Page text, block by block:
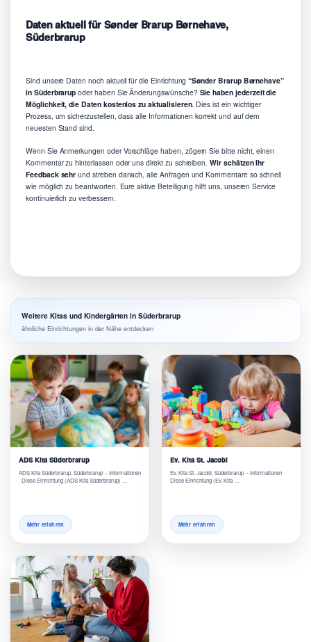
Daten aktuell für Sønder Brarup Børnehave,
Süderbrarup
Sind unsere Daten noch aktuell für die Einrichtung“Sønder Brarup Børnehave”
in Süderbrarup oder haben Sie Änderungswünsche? Sie haben jederzeit die
Möglichkeit, die Daten kostenlos zu aktualisieren. Dies ist ein wichtiger
Prozess, um sicherzustellen, dass alle Informationen korrekt und auf dem
neuesten Stand sind.
Wenn Sie Anmerkungen oder Vorschläge haben, zögern Sie bitte nicht, einen
Kommentar zu hinterlassen oder uns direkt zu schreiben.Wir schätzen Ihr
Feedback sehr und streben danach, alle Anfragen und Kommentare so schnell
wie möglich zu beantworten. Eure aktive Beteiligung hilft uns, unseren Service
kontinuierlich zu verbessern.
Weitere Kitas und Kindergärten in Süderbrarup
ähnliche Einrichtungen in der Nähe entdecken
ADS Kita Süderbrarup
ADS Kita Süderbrarup, Süderbrarup - Informationen
Diese Einrichtung (ADS Kita Süderbrarup) …
Mehr erfahren
Ev. Kita St. Jacobi
Ev. Kita St. Jacobi, Süderbrarup - Informationen
Diese Einrichtung (Ev. Kita …
Mehr erfahren